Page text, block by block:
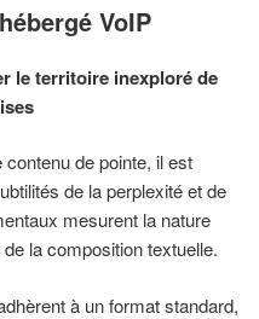
VoIP
le territoire inexploré de
de pointe, il est
de la perplexité et de
mesurent la nature
la composition textuelle.
à un format standard,